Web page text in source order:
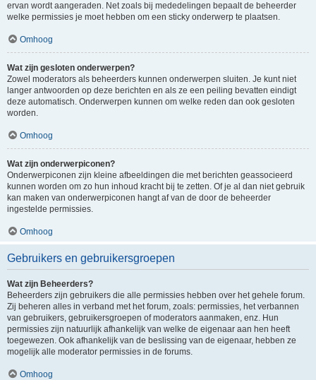
ervan wordt aangeraden. Net zoals bij mededelingen bepaalt de beheerder
welke permissies je moet hebben om een sticky onderwerp te plaatsen.
Omhoog
Wat zijn gesloten onderwerpen?
Zowel moderators als beheerders kunnen onderwerpen sluiten. Je kunt niet
langer antwoorden op deze berichten en als ze een peiling bevatten eindigt
deze automatisch. Onderwerpen kunnen om welke reden dan ook gesloten
worden.
Omhoog
Wat zijn onderwerpiconen?
Onderwerpiconen zijn kleine afbeeldingen die met berichten geassocieerd
kunnen worden om zo hun inhoud kracht bij te zetten. Of je al dan niet gebruik
kan maken van onderwerpiconen hangt af van de door de beheerder
ingestelde permissies.
Omhoog
Gebruikers en gebruikersgroepen
Wat zijn Beheerders?
Beheerders zijn gebruikers die alle permissies hebben over het gehele forum.
Zij beheren alles in verband met het forum, zoals: permissies, het verbannen
van gebruikers, gebruikersgroepen of moderators aanmaken, enz. Hun
permissies zijn natuurlijk afhankelijk van welke de eigenaar aan hen heeft
toegewezen. Ook afhankelijk van de beslissing van de eigenaar, hebben ze
mogelijk alle moderator permissies in de forums.
Omhoog